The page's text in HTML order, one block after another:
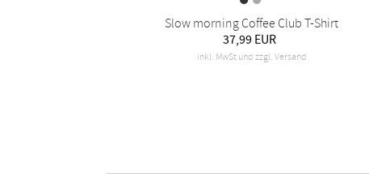
Slow morning Coffee Club T-Shirt
37,99 EUR
inkl. MwSt und zzgl. Versand